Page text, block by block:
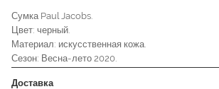
Сумка Paul Jacobs.
Цвет: черный.
Материал: искусственная кожа.
Сезон: Весна-лето 2020.
Доставка